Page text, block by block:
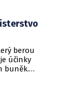
berou
účinky
buněk.